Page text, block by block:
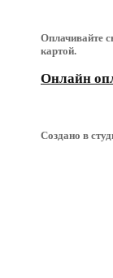
Оплачивайте
картой.
Онлайн
Создано в